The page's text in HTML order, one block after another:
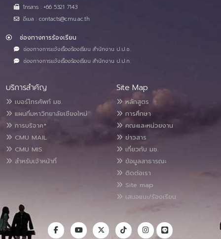
โทรสาร : +66 5321 7143
อีเมล : contacts@cmu.ac.th
ช่องทางการร้องเรียน
ช่องทางการแจ้งเรื่องร้องเรียน สำนักงาน ป.ป.ช.
ช่องทางการแจ้งเรื่องร้องเรียน สำนักงาน ป.ป.ท.
บริการสำคัญ
เบอร์โทรศัพท์ มช.
แผนที่มหาวิทยาลัยเชียงใหม่
การบริจาค*
CMU MAIL
CMU MIS
สำหรับเจ้าหน้าที่
Site Map
หลักสูตร
การศึกษา
คณะและหน่วยงาน
ข่าวสาร
เกี่ยวกับ มช.
ข้อมูลสาธารณะ
ติดต่อเรา
Site map
เสนอแนะ/ร้องเรียน